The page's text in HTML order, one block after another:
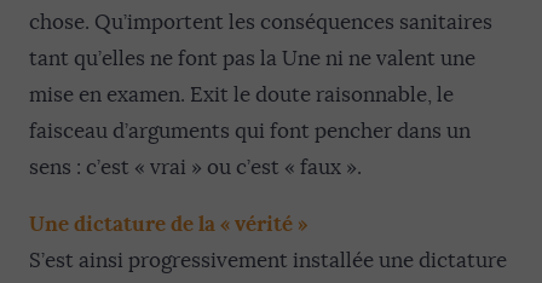
chose. Qu’importent les conséquences sanitaires
tant qu’elles ne font pas la Une ni ne valent une
mise en examen. Exit le doute raisonnable, le
faisceau d’arguments qui font pencher dans un
sens : c’est « vrai » ou c’est « faux ».
Une dictature de la « vérité »
S’est ainsi progressivement installée une dictature